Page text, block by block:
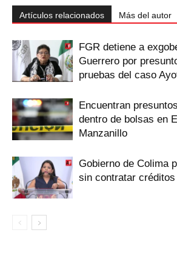
Artículos relacionados Más del autor
FGR detiene a
Guerrero por
pruebas del caso
Encuentran
dentro de bolsas en
Manzanillo
Gobierno de Colima
sin contratar